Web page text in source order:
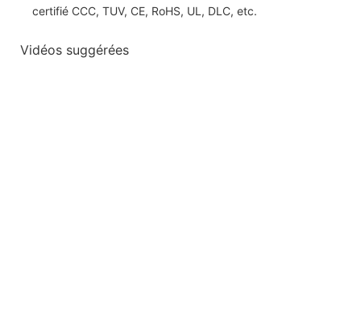
certifié CCC, TUV, CE, RoHS, UL, DLC, etc.
Vidéos suggérées